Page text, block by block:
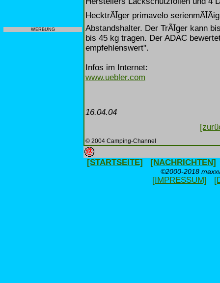
WERBUNG
HecktrÃĪger primavelo
Abstandshalter. Der TrÃĪger kann
bis 45 kg tragen. Der ADAC
empfehlenswert".
Infos im Internet:
www.uebler.com
16.04.04
© 2004 Camping-Channel
[STARTSEITE] [NACHRICHTEN]
©2000-2018
[IMPRESSUM]